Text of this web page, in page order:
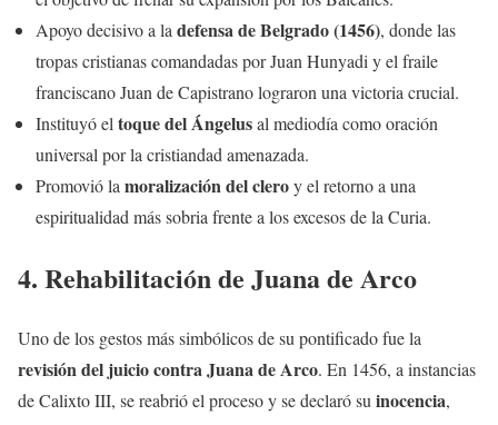
Apoyo decisivo a la defensa de Belgrado (1456), donde las
tropas cristianas comandadas por Juan Hunyadi y el fraile
franciscano Juan de Capistrano lograron una victoria crucial.
Instituyó el toque del Ángelusal mediodía como oración
universal por la cristiandad amenazada.
Promovió la moralización del cleroy el retorno a una
espiritualidad más sobria frente a los excesos de la Curia.
4. Rehabilitación de Juana de Arco
Uno de los gestos más simbólicos de su pontificado fue la
revisión del juicio contra Juana de Arco. En 1456, a instancias
de Calixto III, se reabrió el proceso y se declaró suinocencia,